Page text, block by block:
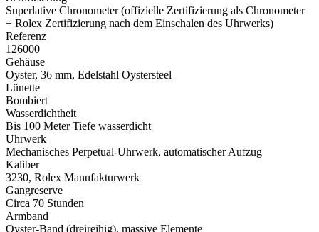
Superlative Chronometer (offizielle Zertifizierung als Chronometer
+ Rolex Zertifizierung nach dem Einschalen des Uhrwerks)
Referenz
126000
Gehäuse
Oyster, 36 mm, Edelstahl Oystersteel
Lünette
Bombiert
Wasserdichtheit
Bis 100 Meter Tiefe wasserdicht
Uhrwerk
Mechanisches Perpetual-Uhrwerk, automatischer Aufzug
Kaliber
3230, Rolex Manufakturwerk
Gangreserve
Circa 70 Stunden
Armband
Oyster-Band (dreireihig), massive Elemente